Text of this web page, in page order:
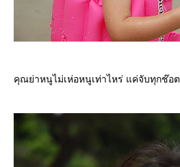
คุณย่าหนูไม่เห่อหนูเท่าไหร่ แค่จับทุกช๊อต